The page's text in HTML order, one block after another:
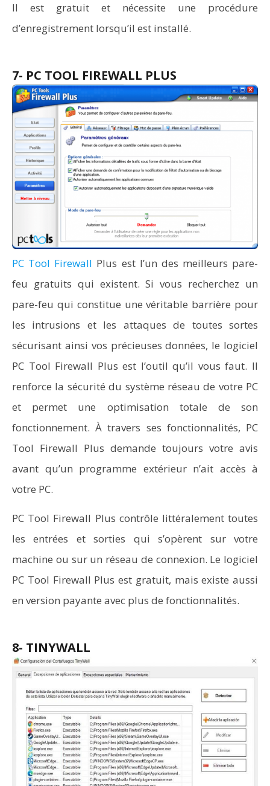
Il est gratuit et nécessite une procédure
d’enregistrement lorsqu’il est installé.
7- PC TOOL FIREWALL PLUS
PC Tool Firewall Plus est l’un des meilleurs pare-
feu gratuits qui existent. Si vous recherchez un
pare-feu qui constitue une véritable barrière pour
les intrusions et les attaques de toutes sortes
sécurisant ainsi vos précieuses données, le logiciel
PC Tool Firewall Plus est l’outil qu’il vous faut. Il
renforce la sécurité du système réseau de votre PC
et permet une optimisation totale de son
fonctionnement. À travers ses fonctionnalités, PC
Tool Firewall Plus demande toujours votre avis
avant qu’un programme extérieur n’ait accès à
votre PC.
PC Tool Firewall Plus contrôle littéralement toutes
les entrées et sorties qui s’opèrent sur votre
machine ou sur un réseau de connexion. Le logiciel
PC Tool Firewall Plus est gratuit, mais existe aussi
en version payante avec plus de fonctionnalités.
8- TINYWALL